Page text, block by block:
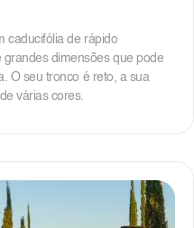
caducifólia de rápido
dimensões que pode
O seu tronco é reto, a sua
várias cores.